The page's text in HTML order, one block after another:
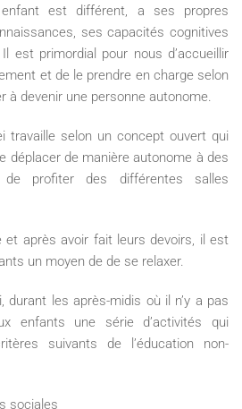
est différent, a ses propres
ses capacités cognitives
est primordial pour nous d’accueillir
et de le prendre en charge selon
à devenir une personne autonome.
travaille selon un concept ouvert qui
déplacer de manière autonome à des
profiter des différentes salles
et après avoir fait leurs devoirs, il est
un moyen de de se relaxer.
durant les après-midis où il n’y a pas
enfants une série d’activités qui
suivants de l’éducation non-
sociales